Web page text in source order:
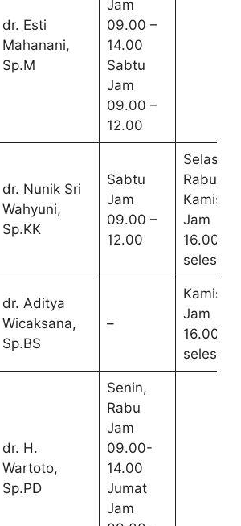
dr. Esti
Mahanani,
Sp.M
Jam
09.00 –
14.00
Sabtu
Jam
09.00 –
12.00
dr. Nunik Sri
Wahyuni,
Sp.KK
Sabtu
Jam
09.00 –
12.00
Selasa,
Rabu,
Kamis
Jam
16.00 –
selesai
dr. Aditya
Wicaksana,
Sp.BS
–
Kamis
Jam
16.00 –
selesai
dr. H.
Wartoto,
Sp.PD
Senin,
Rabu
Jam
09.00-
14.00
Jumat
Jam